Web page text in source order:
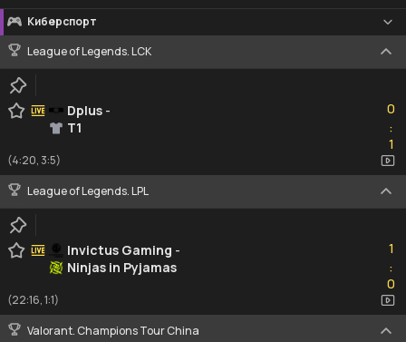
Киберспорт
League of Legends. LCK
Dplus -
T1
0
:1
1
(4:20, 3:5)
League of Legends. LPL
Invictus Gaming -
Ninjas in Pyjamas
1
:0
0
(22:16, 1:1)
Valorant. Champions Tour China